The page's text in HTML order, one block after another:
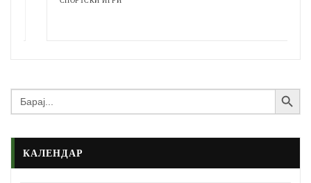
Search
for:
Search Button
КАЛЕНДАР